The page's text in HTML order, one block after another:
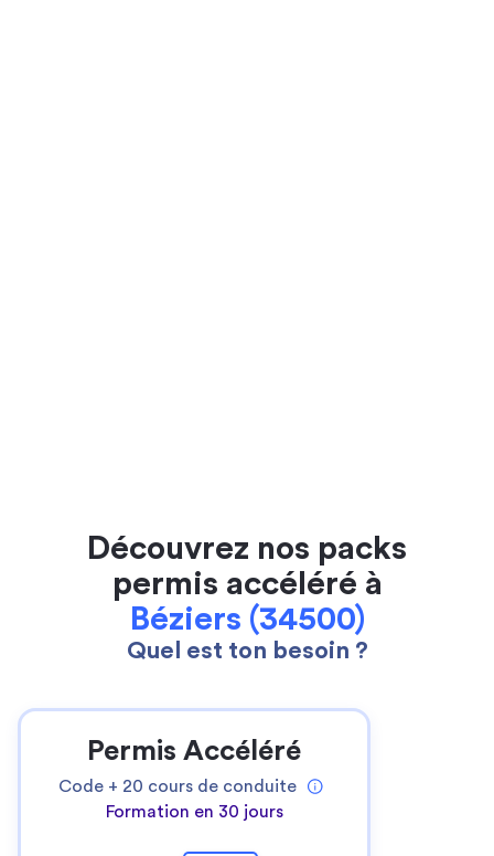
Découvrez nos packs
permis accéléré à
Béziers (34500)
Quel est ton besoin ?
Permis Accéléré
Code + 20 cours de conduite
Formation en 30 jours